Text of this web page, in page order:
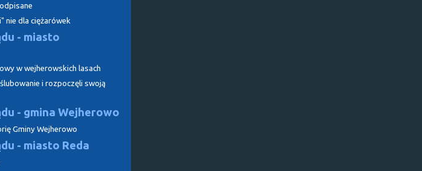
nie dla ciężarówek
- miasto
w wejherowskich lasach
i rozpoczęli swoją
- gmina Wejherowo
Gminy Wejherowo
- miasto Reda